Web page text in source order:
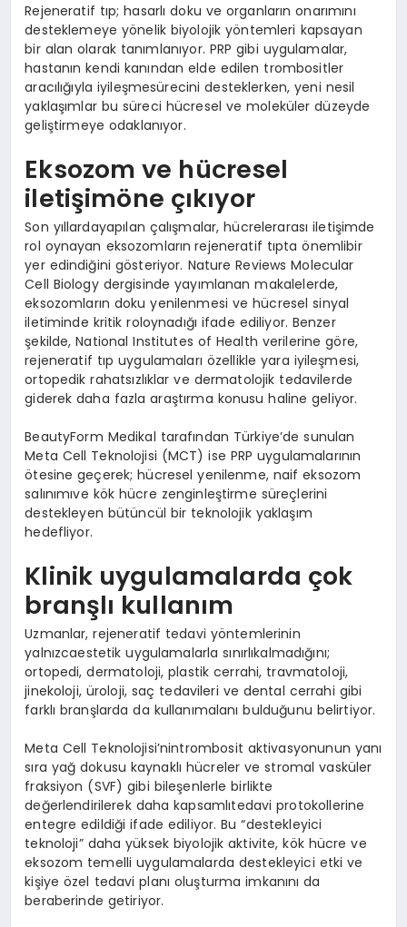
Rejeneratif tıp; hasarlı doku ve organların onarımını
desteklemeye yönelik biyolojik yöntemleri kapsayan
bir alan olarak tanımlanıyor. PRP gibi uygulamalar,
hastanın kendi kanından elde edilen trombositler
aracılığıyla iyileşmesürecini desteklerken, yeni nesil
yaklaşımlar bu süreci hücresel ve moleküler düzeyde
geliştirmeye odaklanıyor.
Eksozom ve hücresel
iletişimöne çıkıyor
Son yıllardayapılan çalışmalar, hücrelerarası iletişimde
rol oynayan eksozomların rejeneratif tıpta önemlibir
yer edindiğini gösteriyor. Nature Reviews Molecular
Cell Biology dergisinde yayımlanan makalelerde,
eksozomların doku yenilenmesi ve hücresel sinyal
iletiminde kritik roloynadığı ifade ediliyor. Benzer
şekilde, National Institutes of Health verilerine göre,
rejeneratif tıp uygulamaları özellikle yara iyileşmesi,
ortopedik rahatsızlıklar ve dermatolojik tedavilerde
giderek daha fazla araştırma konusu haline geliyor.
BeautyForm Medikal tarafından Türkiye’de sunulan
Meta Cell Teknolojisi (MCT) ise PRP uygulamalarının
ötesine geçerek; hücresel yenilenme, naif eksozom
salınımıve kök hücre zenginleştirme süreçlerini
destekleyen bütüncül bir teknolojik yaklaşım
hedefliyor.
Klinik uygulamalarda çok
branşlı kullanım
Uzmanlar, rejeneratif tedavi yöntemlerinin
yalnızcaestetik uygulamalarla sınırlıkalmadığını;
ortopedi, dermatoloji, plastik cerrahi, travmatoloji,
jinekoloji, üroloji, saç tedavileri ve dental cerrahi gibi
farklı branşlarda da kullanımalanı bulduğunu belirtiyor.
Meta Cell Teknolojisi’nintrombosit aktivasyonunun yanı
sıra yağ dokusu kaynaklı hücreler ve stromal vasküler
fraksiyon (SVF) gibi bileşenlerle birlikte
değerlendirilerek daha kapsamlıtedavi protokollerine
entegre edildiği ifade ediliyor. Bu “destekleyici
teknoloji” daha yüksek biyolojik aktivite, kök hücre ve
eksozom temelli uygulamalarda destekleyici etki ve
kişiye özel tedavi planı oluşturma imkanını da
beraberinde getiriyor.